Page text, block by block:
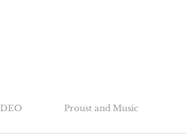
Proust and Music